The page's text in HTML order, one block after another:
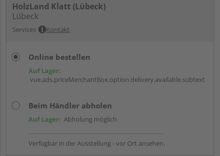
HolzLand Klatt (Lübeck)
Lübeck
Services Kontakt
Online bestellen
Auf Lager:
vue.ads.priceMerchantBox.option.delivery.available.subtext
Beim Händler abholen
Auf Lager: Abholung möglich
Verfügbar in der Ausstellung - vor Ort ansehen.